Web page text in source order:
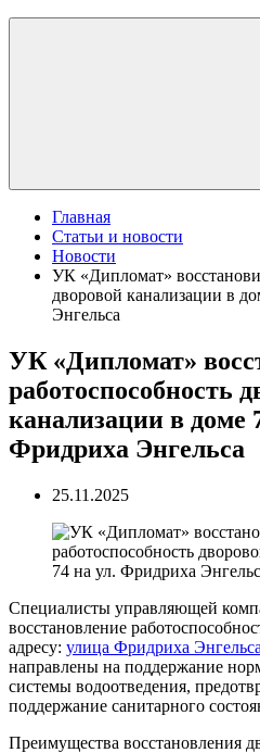
Главная
Статьи и новости
Новости
УК «Дипломат»
дворовой канализации в
Энгельса
УК «Дипломат»
работоспособность
канализации в доме
Фридриха Энгельса
25.11.2025
Специалисты управляющей
восстановление
адресу: улица Фридриха
направлены на поддержание
системы водоотведения,
поддержание санитарного
Преимущества восстановления